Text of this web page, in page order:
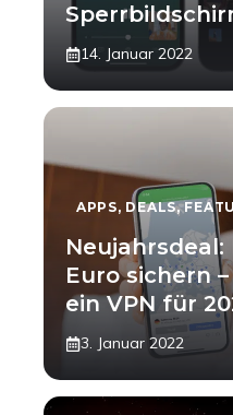
14. Januar 2022
APPS, DEALS,
Neujahrsdeal:
Euro sichern
ein VPN für
3. Januar 2022